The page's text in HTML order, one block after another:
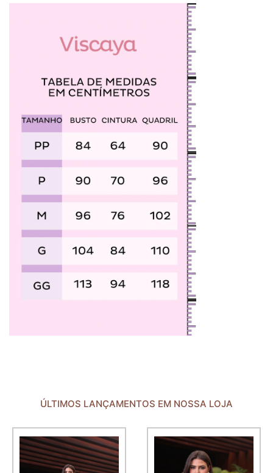
ÚLTIMOS LANÇAMENTOS EM NOSSA LOJA